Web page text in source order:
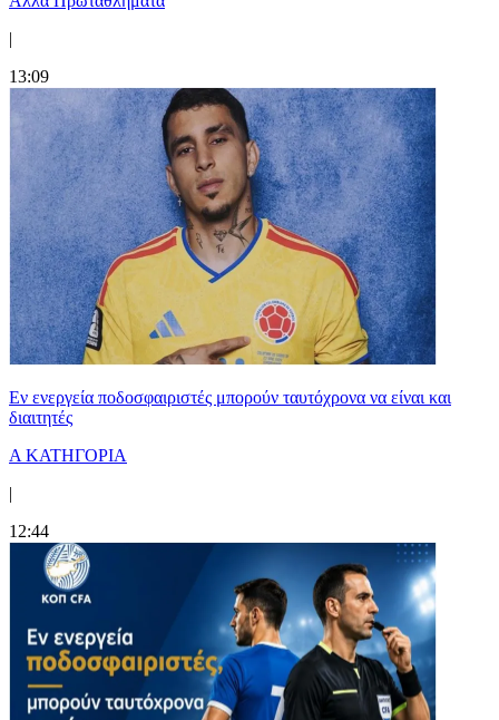
|
13:09
Εν ενεργεία ποδοσφαιριστές μπορούν ταυτόχρονα να είναι και
διαιτητές
Α ΚΑΤΗΓΟΡΙΑ
|
12:44